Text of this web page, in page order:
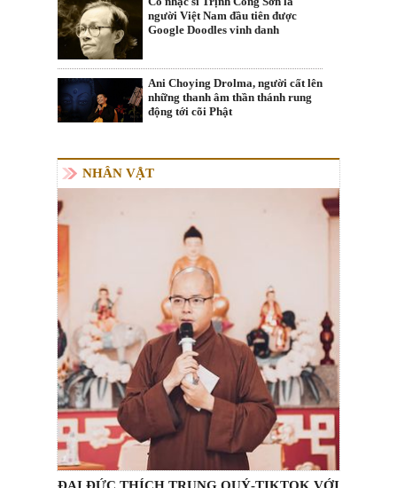
người Việt Nam đầu tiên được
Google Doodles vinh danh
Ani Choying Drolma, người cất lên
những thanh âm thần thánh rung
động tới cõi Phật
NHÂN VẬT